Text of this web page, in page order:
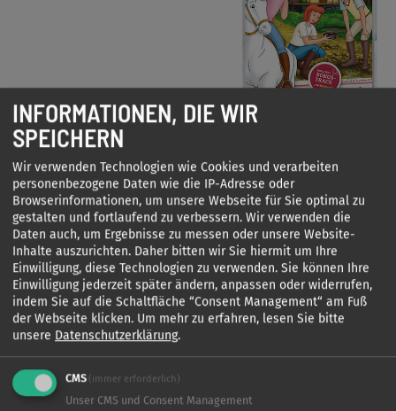
KIDDINX-Player
Alle Hörspielfolgen und Filme in
der Streaming-App
Hörspiele auf Kassette
Alle Hörspiele wie früher auf
MC
INFORMATIONEN, DIE WIR
SPEICHERN
Wir verwenden Technologien wie Cookies und verarbeiten
personenbezogene Daten wie die IP-Adresse oder
Browserinformationen, um unsere Webseite für Sie optimal zu
gestalten und fortlaufend zu verbessern. Wir verwenden die
Daten auch, um Ergebnisse zu messen oder unsere Website-
Inhalte auszurichten. Daher bitten wir Sie hiermit um Ihre
Einwilligung, diese Technologien zu verwenden. Sie können Ihre
Einwilligung jederzeit später ändern, anpassen oder widerrufen,
indem Sie auf die Schaltfläche “Consent Management“ am Fuß
der Webseite klicken. Um mehr zu erfahren, lesen Sie bitte
unsere Datenschutzerklärung.
CMS (immer erforderlich)
Unser CMS und Consent Management